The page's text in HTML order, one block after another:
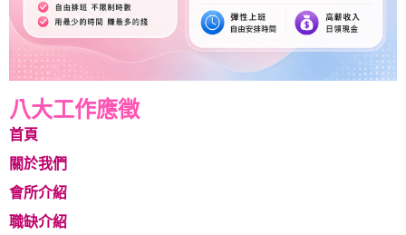
八大工作應徵
首頁
關於我們
會所介紹
職缺介紹